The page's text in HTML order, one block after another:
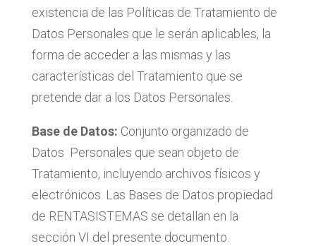
existencia de las Políticas de Tratamiento de
Datos Personales que le serán aplicables, la
forma de acceder a las mismas y las
características del Tratamiento que se
pretende dar a los Datos Personales.
Base de Datos: Conjunto organizado de
Datos Personales que sean objeto de
Tratamiento, incluyendo archivos físicos y
electrónicos. Las Bases de Datos propiedad
de RENTASISTEMAS se detallan en la
sección VI del presente documento.